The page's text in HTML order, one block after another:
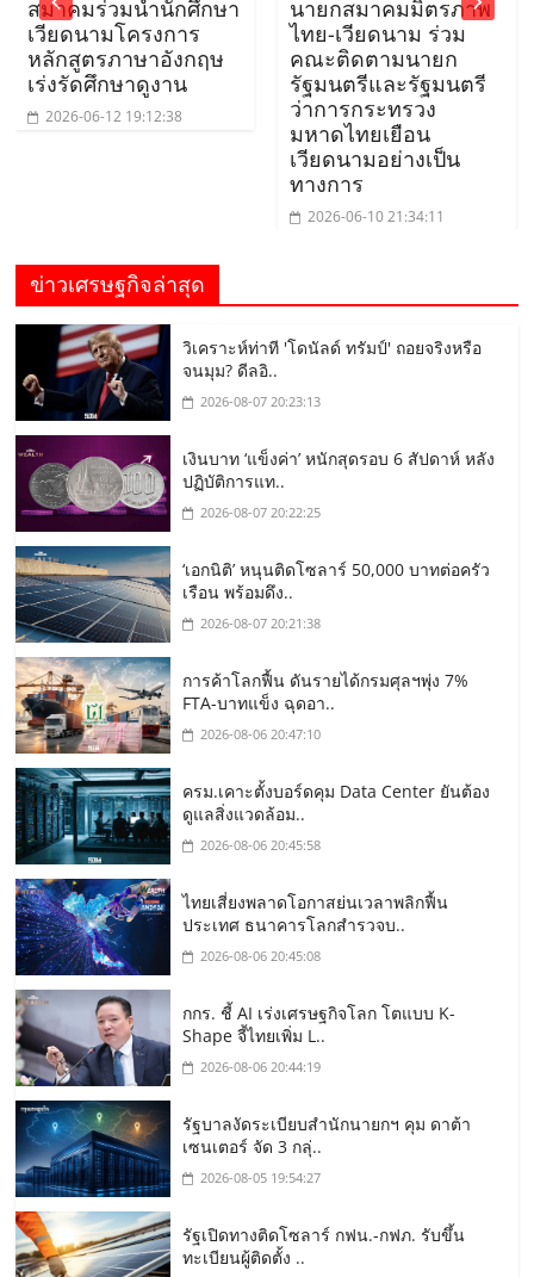
สมาคมร่วมนำนักศึกษา
เวียดนามโครงการ
หลักสูตรภาษาอังกฤษ
เร่งรัดศึกษาดูงาน
2026-06-12 19:12:38
นายกสมาคมมิตรภาพ
ไทย-เวียดนาม ร่วม
คณะติดตามนายก
รัฐมนตรีและรัฐมนตรี
ว่าการกระทรวง
มหาดไทยเยือน
เวียดนามอย่างเป็น
ทางการ
2026-06-10 21:34:11
ข่าวเศรษฐกิจล่าสุด
วิเคราะห์ท่าที 'โดนัลด์ ทรัมป์' ถอยจริงหรือ
จนมุม? ดีลอิ..
2026-08-07 20:23:13
เงินบาท ‘แข็งค่า’ หนักสุดรอบ 6 สัปดาห์ หลัง
ปฏิบัติการแท..
2026-08-07 20:22:25
‘เอกนิติ’ หนุนติดโซลาร์ 50,000 บาทต่อครัว
เรือน พร้อมดึง..
2026-08-07 20:21:38
การค้าโลกฟื้น ดันรายได้กรมศุลฯพุ่ง 7%
FTA-บาทแข็ง ฉุดอา..
2026-08-06 20:47:10
ครม.เคาะตั้งบอร์ดคุม Data Center ยันต้อง
ดูแลสิ่งแวดล้อม..
2026-08-06 20:45:58
ไทยเสี่ยงพลาดโอกาสย่นเวลาพลิกฟื้น
ประเทศ ธนาคารโลกสำรวจบ..
2026-08-06 20:45:08
กกร. ชี้ AI เร่งเศรษฐกิจโลก โตแบบ K-
Shape จี้ไทยเพิ่ม L..
2026-08-06 20:44:19
รัฐบาลงัดระเบียบสำนักนายกฯ คุม ดาต้า
เซนเตอร์ จัด 3 กลุ่..
2026-08-05 19:54:27
รัฐเปิดทางติดโซลาร์ กฟน.-กฟภ. รับขึ้น
ทะเบียนผู้ติดตั้ง ..